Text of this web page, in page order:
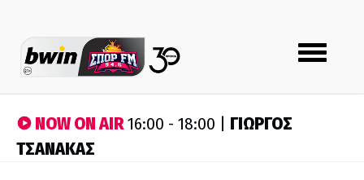
Toggle
navigation
NOW ON AIR16:00 - 18:00 | ΓΙΩΡΓΟΣ
ΤΣΑΝΑΚΑΣ